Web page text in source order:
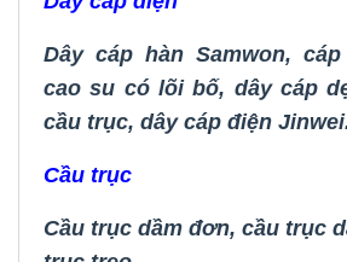
Dây cáp hàn Samwon,
cao su có lõi bố, dây cáp
cầu trục, dây cáp điện
Cầu trục
Cầu trục dầm đơn, cầu trục